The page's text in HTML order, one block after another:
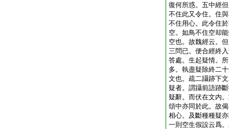
復何所惑。五中經
不住此又令住。住
不住用心。此令住
空。如鳥不住空却
空也。故魏經云。
三問已。便合經終
答處。生起疑情。
多。執盡疑除終二
文也。疏二躡跡下
疑者。謂躡前語跡
疑辭。而伏在文内
頌中亦同於此。故
相心。及斷種種疑
一則空生假設云爲